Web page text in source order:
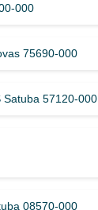
000
75690-000
Satuba 57120-000
08570-000